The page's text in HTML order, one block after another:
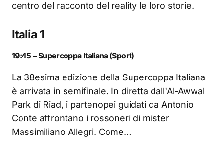
centro del racconto del reality le loro storie.
Italia 1
19:45 – Supercoppa Italiana (Sport)
La 38esima edizione della Supercoppa Italiana
è arrivata in semifinale. In diretta dall'Al-Awwal
Park di Riad, i partenopei guidati da Antonio
Conte affrontano i rossoneri di mister
Massimiliano Allegri. Come…